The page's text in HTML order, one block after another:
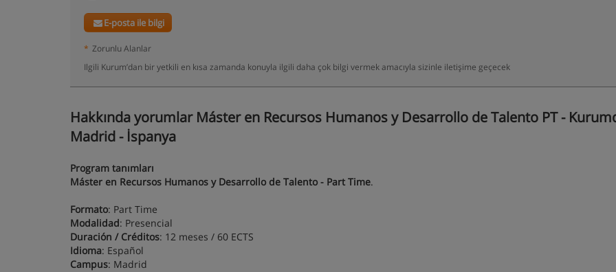
E-posta ile bilgi
* Zorunlu Alanlar
Ilgili Kurum’dan bir yetkili en kısa zamanda konuyla ilgili daha çok bilgi vermek amacıyla sizinle iletişime geçecek
Hakkında yorumlar Máster en Recursos Humanos y Desarrollo de Talento PT -
Madrid - İspanya
Program tanımları
Máster en Recursos Humanos y Desarrollo de Talento - Part Time.
Formato: Part Time
Modalidad: Presencial
Duración / Créditos: 12 meses / 60 ECTS
Idioma: Español
Campus: Madrid